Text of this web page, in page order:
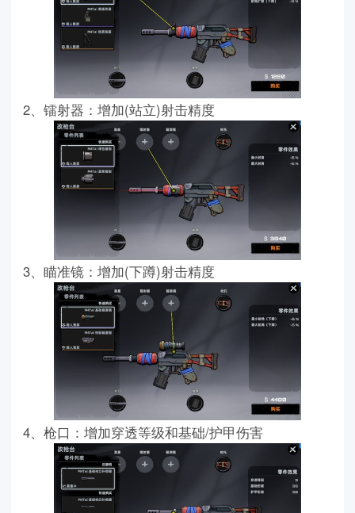
2、镭射器：增加(站立)射击精度
3、瞄准镜：增加(下蹲)射击精度
4、枪口：增加穿透等级和基础/护甲伤害